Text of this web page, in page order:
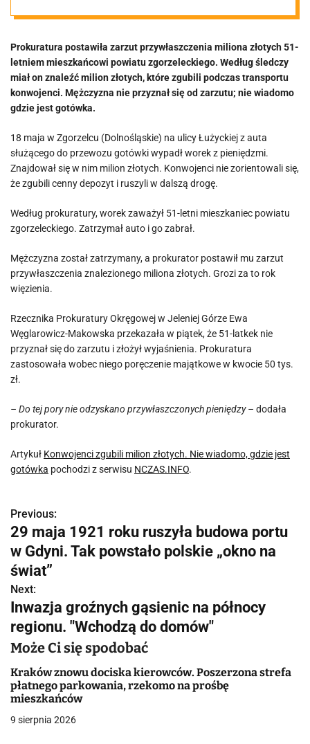
jest gotówka
Prokuratura postawiła zarzut przywłaszczenia miliona złotych 51-
letniem mieszkańcowi powiatu zgorzeleckiego. Według śledczy
miał on znaleźć milion złotych, które zgubili podczas transportu
konwojenci. Mężczyzna nie przyznał się od zarzutu; nie wiadomo
gdzie jest gotówka.
18 maja w Zgorzelcu (Dolnośląskie) na ulicy Łużyckiej z auta
służącego do przewozu gotówki wypadł worek z pieniędzmi.
Znajdował się w nim milion złotych. Konwojenci nie zorientowali się,
że zgubili cenny depozyt i ruszyli w dalszą drogę.
Według prokuratury, worek zaważył 51-letni mieszkaniec powiatu
zgorzeleckiego. Zatrzymał auto i go zabrał.
Mężczyzna został zatrzymany, a prokurator postawił mu zarzut
przywłaszczenia znalezionego miliona złotych. Grozi za to rok
więzienia.
Rzecznika Prokuratury Okręgowej w Jeleniej Górze Ewa
Węglarowicz-Makowska przekazała w piątek, że 51-latkek nie
przyznał się do zarzutu i złożył wyjaśnienia. Prokuratura
zastosowała wobec niego poręczenie majątkowe w kwocie 50 tys.
zł.
– Do tej pory nie odzyskano przywłaszczonych pieniędzy – dodała
prokurator.
Artykuł Konwojenci zgubili milion złotych. Nie wiadomo, gdzie jest
gotówka pochodzi z serwisu NCZAS.INFO.
N
a
w
i
g
a
c
j
a
Previous:
29 maja 1921 roku ruszyła budowa portu
w Gdyni. Tak powstało polskie „okno na
świat”
Next:
Inwazja groźnych gąsienic na północy
regionu. "Wchodzą do domów"
Może Ci się spodobać
Kraków znowu dociska kierowców. Poszerzona strefa
płatnego parkowania, rzekomo na prośbę
mieszkańców
9 sierpnia 2026